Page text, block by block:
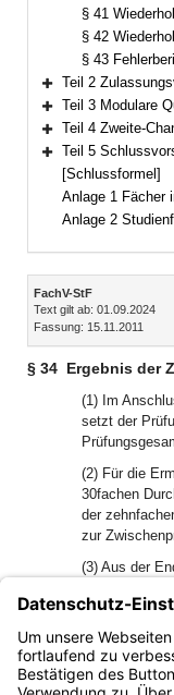
§ 41
§ 42
§ 43
Bereich erweitern
Teil 2
Bereich erweitern
Teil 3 Modulare
Bereich erweitern
Teil 4 Zweite-
Bereich erweitern
Teil 5
[Schlussformel]
Anlage 1 Fächer
Anlage 2
Inhalt
FachV-StF
Text gilt ab: 01.09.2024
Fassung: 15.11.2011
§ 34 Ergebnis der
(1) Im
setzt der
(2) Für die
30fachen
der
zur
(3) Aus der
(4) Die
drei
worden sind